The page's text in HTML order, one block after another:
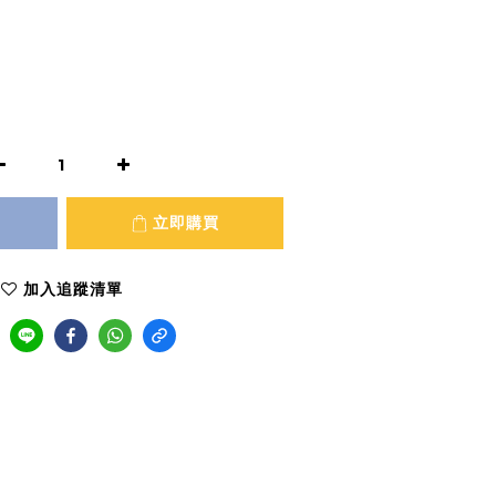
立即購買
加入追蹤清單